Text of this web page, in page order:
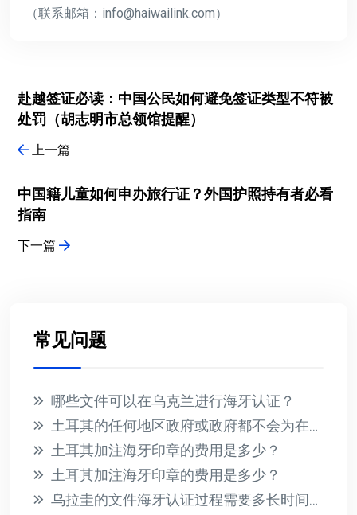
（联系邮箱：info@haiwailink.com）
赴越签证必读：中国公民如何避免签证类型不符被
处罚（胡志明市总领馆提醒）
上一篇
中国籍儿童如何申办旅行证？外国护照持有者必看
指南
下一篇
常见问题
哪些文件可以在乌克兰进行海牙认证？
土耳其的任何地区政府或政府都不会为在国外收到的文件提供海牙认证
土耳其加注海牙印章的费用是多少？
土耳其加注海牙印章的费用是多少？
乌拉圭的文件海牙认证过程需要多长时间？此过程的相关费用是多少？